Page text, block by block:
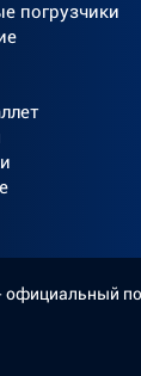
погрузчики
официальный